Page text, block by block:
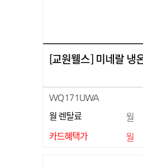
[교원웰스] 미네랄 냉
WQ171UWA
월 렌탈료 월
카드혜택가 월